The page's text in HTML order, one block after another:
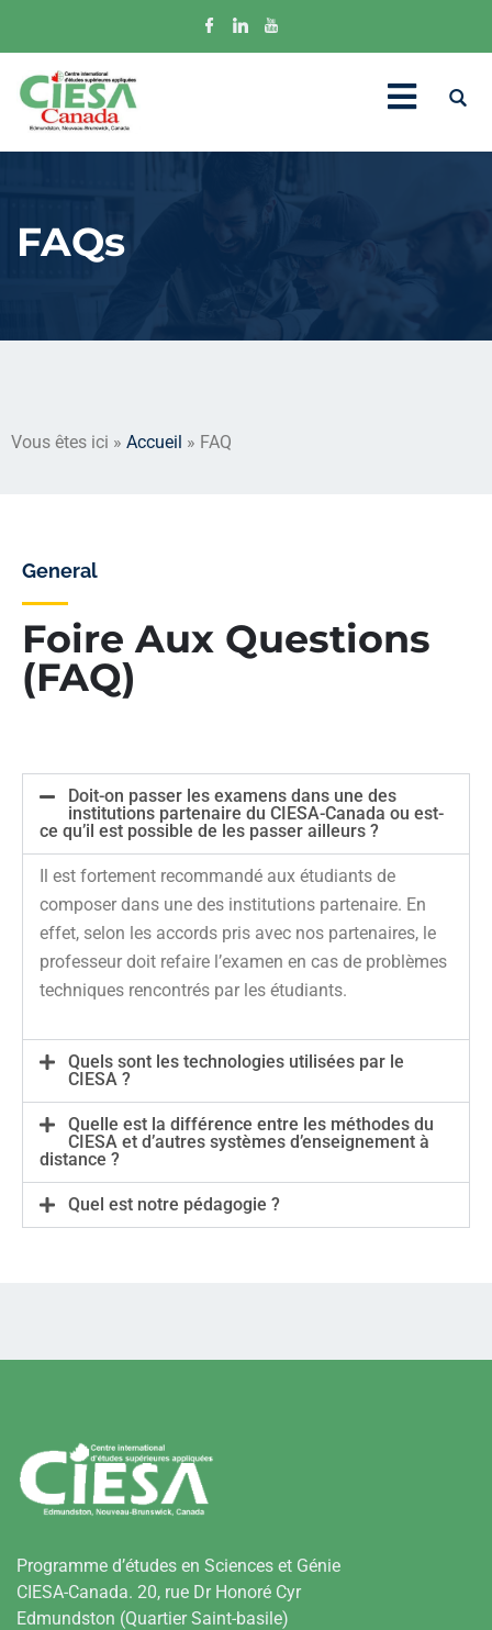
FAQs
Vous êtes ici » Accueil » FAQ
Foire Aux Questions
(FAQ)
General
Doit-on passer les examens dans une des
institutions partenaire du CIESA-Canada ou est-
ce qu’il est possible de les passer ailleurs ?
Il est fortement recommandé aux étudiants de
composer dans une des institutions partenaire. En
effet, selon les accords pris avec nos partenaires, le
professeur doit refaire l’examen en cas de problèmes
techniques rencontrés par les étudiants.
Quels sont les technologies utilisées par le
CIESA ?
Quelle est la différence entre les méthodes du
CIESA et d’autres systèmes d’enseignement à
distance ?
Quel est notre pédagogie ?
Programme d’études en Sciences et Génie
CIESA-Canada. 20, rue Dr Honoré Cyr
Edmundston (Quartier Saint-basile)